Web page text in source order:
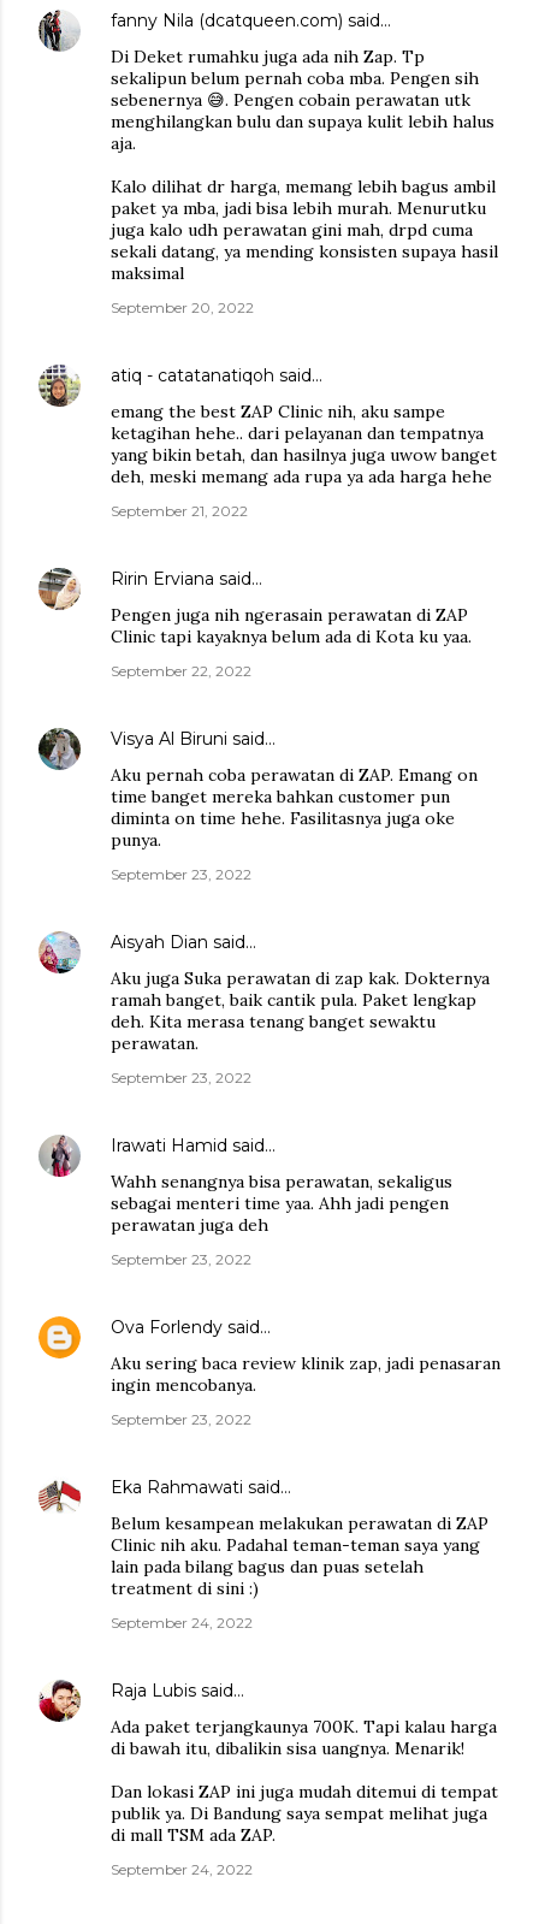
fanny Nila (dcatqueen.com) said…
Di Deket rumahku juga ada nih Zap. Tp
sekalipun belum pernah coba mba. Pengen sih
sebenernya 😅. Pengen cobain perawatan utk
menghilangkan bulu dan supaya kulit lebih halus
aja.
Kalo dilihat dr harga, memang lebih bagus ambil
paket ya mba, jadi bisa lebih murah. Menurutku
juga kalo udh perawatan gini mah, drpd cuma
sekali datang, ya mending konsisten supaya hasil
maksimal
September 20, 2022
atiq - catatanatiqoh said…
emang the best ZAP Clinic nih, aku sampe
ketagihan hehe.. dari pelayanan dan tempatnya
yang bikin betah, dan hasilnya juga uwow banget
deh, meski memang ada rupa ya ada harga hehe
September 21, 2022
Ririn Erviana said…
Pengen juga nih ngerasain perawatan di ZAP
Clinic tapi kayaknya belum ada di Kota ku yaa.
September 22, 2022
Visya Al Biruni said…
Aku pernah coba perawatan di ZAP. Emang on
time banget mereka bahkan customer pun
diminta on time hehe. Fasilitasnya juga oke
punya.
September 23, 2022
Aisyah Dian said…
Aku juga Suka perawatan di zap kak. Dokternya
ramah banget, baik cantik pula. Paket lengkap
deh. Kita merasa tenang banget sewaktu
perawatan.
September 23, 2022
Irawati Hamid said…
Wahh senangnya bisa perawatan, sekaligus
sebagai menteri time yaa. Ahh jadi pengen
perawatan juga deh
September 23, 2022
Ova Forlendy said…
Aku sering baca review klinik zap, jadi penasaran
ingin mencobanya.
September 23, 2022
Eka Rahmawati said…
Belum kesampean melakukan perawatan di ZAP
Clinic nih aku. Padahal teman-teman saya yang
lain pada bilang bagus dan puas setelah
treatment di sini :)
September 24, 2022
Raja Lubis said…
Ada paket terjangkaunya 700K. Tapi kalau harga
di bawah itu, dibalikin sisa uangnya. Menarik!
Dan lokasi ZAP ini juga mudah ditemui di tempat
publik ya. Di Bandung saya sempat melihat juga
di mall TSM ada ZAP.
September 24, 2022